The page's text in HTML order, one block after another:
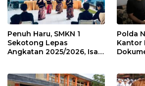
Penuh Haru, SMKN 1
Sekotong Lepas
Angkatan 2025/2026, Isak
Polda
Kantor